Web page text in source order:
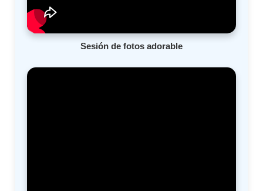
Sesión de fotos adorable